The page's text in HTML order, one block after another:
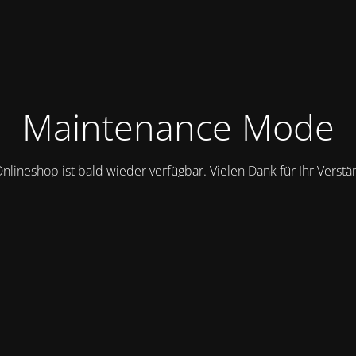
Maintenance Mode
ist bald wieder verfügbar. Vielen Dank für Ihr